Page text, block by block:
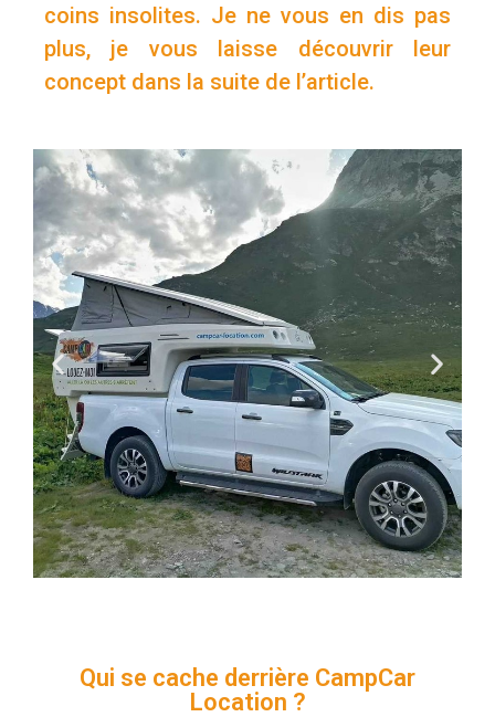
coins insolites. Je ne vous en dis pas
plus, je vous laisse découvrir leur
concept dans la suite de l’article.
Qui se cache derrière CampCar
Location ?